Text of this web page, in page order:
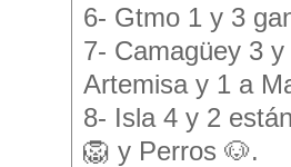
6- Gtmo 1 y 3
7- Camagüey 3
Artemisa y 1 a
8- Isla 4 y 2
🦁 y Perros 🐶.